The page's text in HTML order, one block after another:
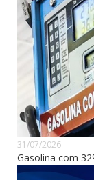
31/07/2026
Gasolina com